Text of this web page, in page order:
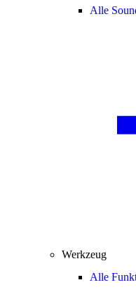
Alle
Werkzeug
Alle